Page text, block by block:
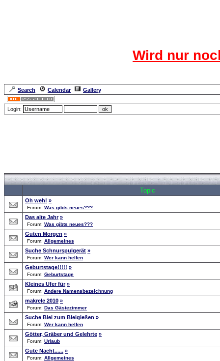
Wird nur
Search Calendar
Gallery
Login:
Topic
Oh weh! »
Forum: Was gibts neues???
Das alte Jahr »
Forum: Was gibts neues???
Guten Morgen »
Forum: Allgemeines
Suche Schnurspulgerät »
Forum: Wer kann helfen
Geburtstage!!!!! »
Forum: Geburtstage
Kleines Ufer für »
Forum: Andere Namensbezeichnung
makrele 2010 »
Forum: Das Gästezimmer
Suche Blei zum Bleigießen »
Forum: Wer kann helfen
Götter, Gräber und Gelehrte »
Forum: Urlaub
Gute Nacht...... »
Forum: Allgemeines